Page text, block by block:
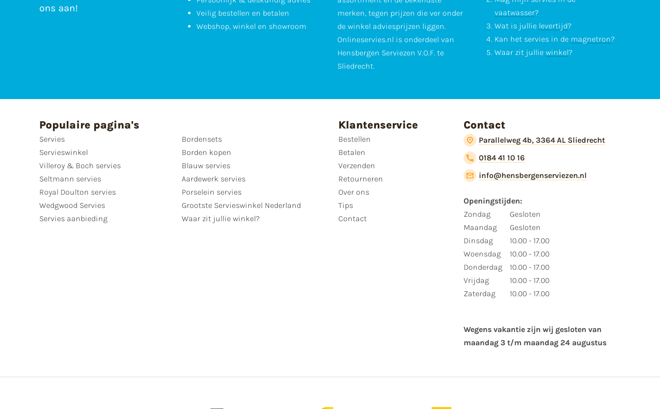
ons aan!
Veilig bestellen en betalen
Webshop, winkel en showroom
merken, tegen prijzen die ver onder
de winkel adviesprijzen liggen.
Onlineservies.nl is onderdeel van
Hensbergen Serviezen V.O.F. te
Sliedrecht.
vaatwasser?
Wat is jullie levertijd?
Kan het servies in de magnetron?
Waar zit jullie winkel?
Populaire pagina's
Servies
Servieswinkel
Villeroy & Boch servies
Seltmann servies
Royal Doulton servies
Wedgwood Servies
Servies aanbieding
Bordensets
Borden kopen
Blauw servies
Aardewerk servies
Porselein servies
Grootste Servieswinkel Nederland
Waar zit jullie winkel?
Klantenservice
Bestellen
Betalen
Verzenden
Retourneren
Over ons
Tips
Contact
Contact
Parallelweg 4b, 3364 AL Sliedrecht
0184 41 10 16
info@hensbergenserviezen.nl
Openingstijden:
Zondag
Maandag
Dinsdag
Woensdag
Donderdag
Vrijdag
Zaterdag
Gesloten
Gesloten
10.00 - 17.00
10.00 - 17.00
10.00 - 17.00
10.00 - 17.00
10.00 - 17.00
Wegens vakantie zijn wij gesloten van ​
maandag 3 t/m maandag 24 augustus